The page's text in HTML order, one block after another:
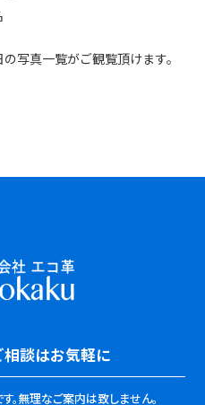
写真一覧がご観覧頂けます。
談はお気軽に
。無理なご案内は致しません。